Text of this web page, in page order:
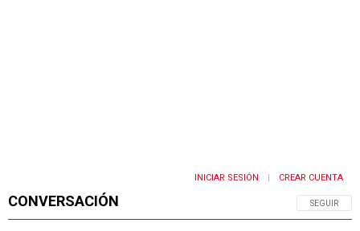
CONVERSACIÓN SIGA ESTA
SEGUIR
INICIAR SESIÓN CREAR CUENTA